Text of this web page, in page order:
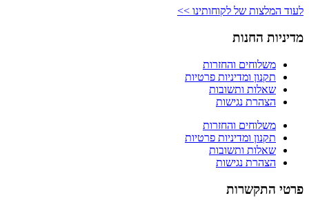
לעוד המלצות של לקוחותינו >>
מדיניות החנות
משלוחים והחזרות
תקנון ומדיניות פרטיות
שאלות ותשובות
הצהרת נגישות
משלוחים והחזרות
תקנון ומדיניות פרטיות
שאלות ותשובות
הצהרת נגישות
פרטי התקשרות